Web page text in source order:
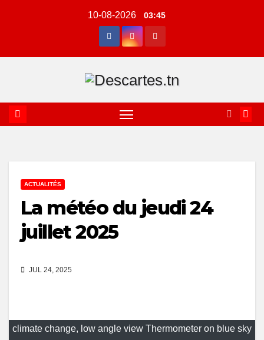
10-08-2026 03:45
ACTUALITÉS
La météo du jeudi 24
juillet 2025
JUL 24, 2025
climate change, low angle view Thermometer on blue sky